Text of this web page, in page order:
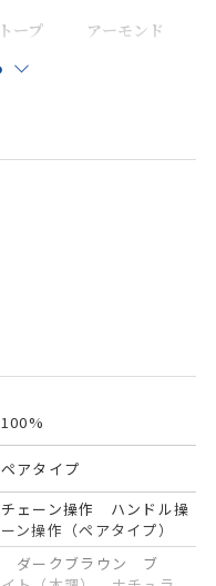
トープ アーモンド
リーン
ネイビー
アタイプ
ェーン操作 ハンドル操
操作（ペアタイプ）
ダークブラウン ブ